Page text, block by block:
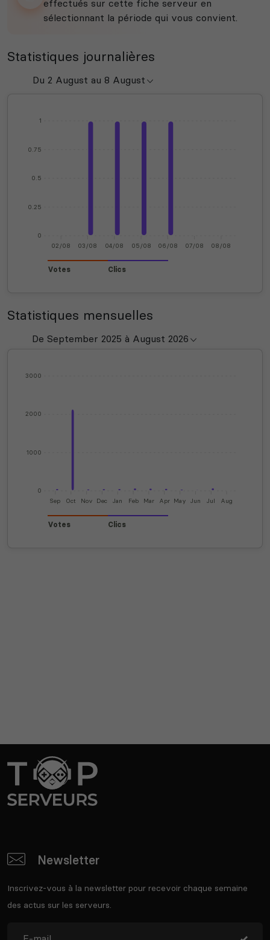
effectués sur cette fiche serveur en
sélectionnant la période qui vous convient.
Statistiques journalières
0
0.25
0.5
0.75
1
02/08 03/08 04/08 05/08 06/08 07/08 08/08
Votes Clics
Statistiques mensuelles
0
1000
2000
3000
Sep Oct Nov Dec Jan Feb Mar Apr May Jun Jul Aug
Votes Clics
Newsletter
Inscrivez-vous à la newsletter pour recevoir chaque semaine
des actus sur les serveurs.